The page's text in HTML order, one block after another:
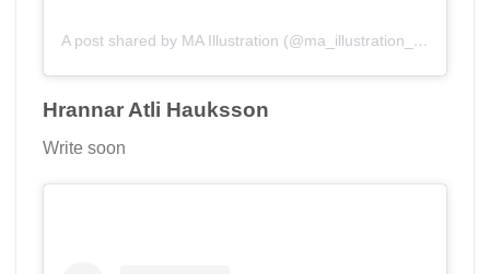
A post shared by MA Illustration (@ma_illustration_aub)
Hrannar Atli Hauksson
Write soon